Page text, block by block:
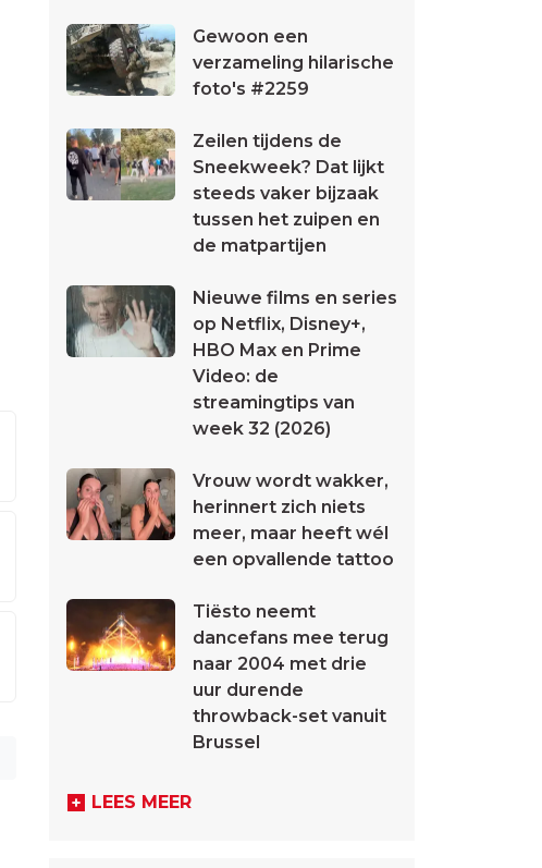
Gewoon een
verzameling hilarische
foto's #2259
Zeilen tijdens de
Sneekweek? Dat lijkt
steeds vaker bijzaak
tussen het zuipen en
de matpartijen
Nieuwe films en series
op Netflix, Disney+,
HBO Max en Prime
Video: de
streamingtips van
week 32 (2026)
Vrouw wordt wakker,
herinnert zich niets
meer, maar heeft wél
een opvallende tattoo
Tiësto neemt
dancefans mee terug
naar 2004 met drie
uur durende
throwback-set vanuit
Brussel
LEES MEER